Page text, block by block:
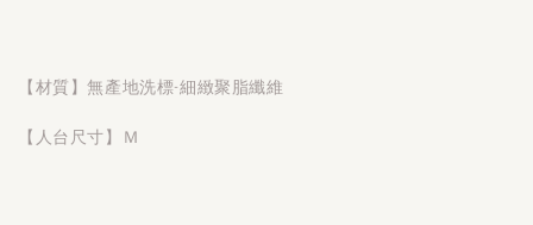
【材質】無產地洗標-細緻聚脂纖維
【人台尺寸】Ｍ